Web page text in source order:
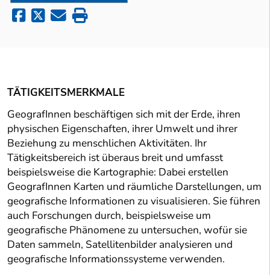
TÄTIGKEITSMERKMALE
GeografInnen beschäftigen sich mit der Erde, ihren
physischen Eigenschaften, ihrer Umwelt und ihrer
Beziehung zu menschlichen Aktivitäten. Ihr
Tätigkeitsbereich ist überaus breit und umfasst
beispielsweise die Kartographie: Dabei erstellen
GeografInnen Karten und räumliche Darstellungen, um
geografische Informationen zu visualisieren. Sie führen
auch Forschungen durch, beispielsweise um
geografische Phänomene zu untersuchen, wofür sie
Daten sammeln, Satellitenbilder analysieren und
geografische Informationssysteme verwenden.